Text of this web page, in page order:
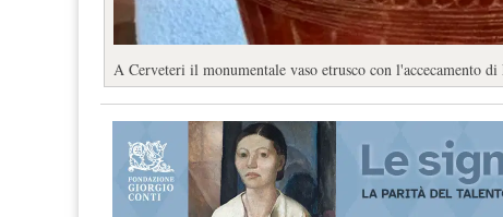
A Cerveteri il monumentale vaso etrusco con l'accecamento